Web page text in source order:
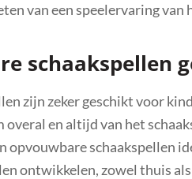
van een speelervaring
schaakspellen
zijn zeker geschikt voor
overal en altijd van het
opvouwbare schaakspellen
ontwikkelen, zowel thuis